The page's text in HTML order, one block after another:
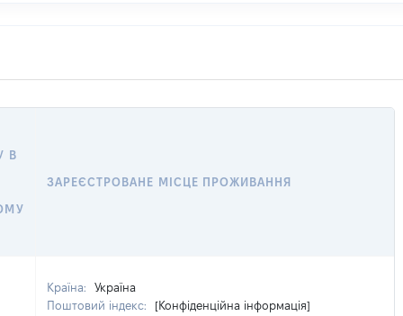
В
ЗАРЕЄСТРОВАНЕ МІСЦЕ ПРОЖИВАННЯ
Країна:
Україна
Поштовий індекс:
[Конфіденційна інформація]